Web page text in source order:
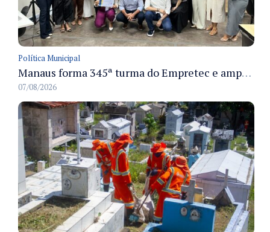
Política Municipal
Manaus forma 345ª turma do Empretec e amplia qualificação de empreendedores na cidade
07/08/2026